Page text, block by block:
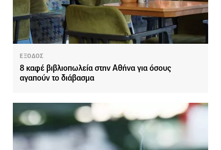
ΕΞΟΔΟΣ
8 καφέ βιβλιοπωλεία στην Αθήνα για όσους
αγαπούν το διάβασμα